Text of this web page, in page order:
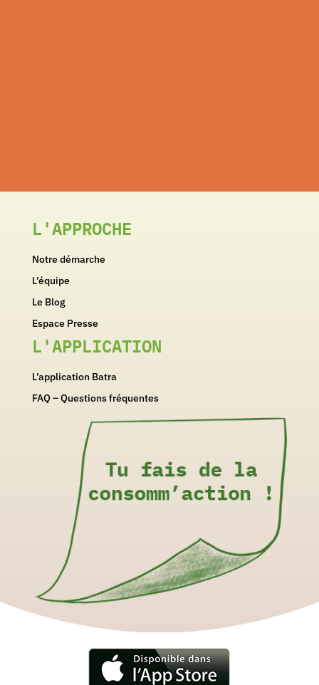
L'APPROCHE
Notre démarche
L’équipe
Le Blog
Espace Presse
L'APPLICATION
L’application Batra
FAQ – Questions fréquentes